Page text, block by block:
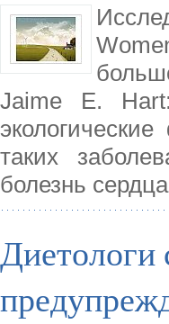
Jaime E.
таких
болезнь
Диетологи